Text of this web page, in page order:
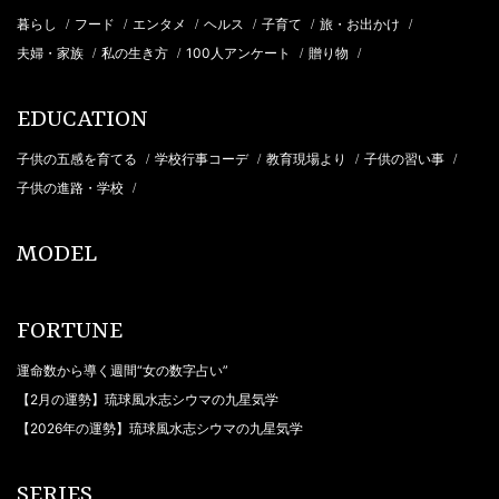
暮らし / フード / エンタメ / ヘルス / 子育て / 旅・お出かけ /
夫婦・家族 / 私の生き方 / 100人アンケート / 贈り物 /
EDUCATION
子供の五感を育てる / 学校行事コーデ / 教育現場より / 子供の習い事 /
子供の進路・学校 /
MODEL
FORTUNE
運命数から導く週間“女の数字占い”
【2月の運勢】琉球風水志シウマの九星気学
【2026年の運勢】琉球風水志シウマの九星気学